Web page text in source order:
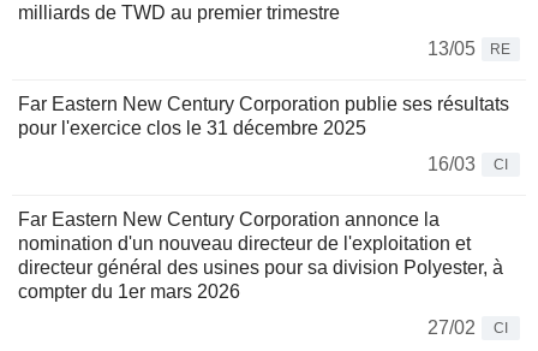
milliards de TWD au premier trimestre
13/05
RE
Far Eastern New Century Corporation publie ses résultats
pour l'exercice clos le 31 décembre 2025
16/03
CI
Far Eastern New Century Corporation annonce la
nomination d'un nouveau directeur de l'exploitation et
directeur général des usines pour sa division Polyester, à
compter du 1er mars 2026
27/02
CI